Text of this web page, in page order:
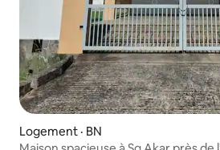
Logement · BN